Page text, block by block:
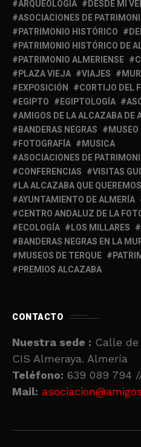
ARQUEOLOGÍA
DESDE MI
ASOCIACIONES DE
PATRIMONIO HISTÓRICO
PATRIMONIO HISTÓRICO DE
PATRIMONIO ALMERIENSE
PLAZA VIEJA
VIAJES
EXPOSICIÓN
CORTIJO DEL
EGIPTO
EGIPTOLOGÍA
AMIGOS DE LA ALCAZABA DE
BANDERAS NEGRAS
FOTOGRAFÍA
MUSICA
ASOCIACIONES DE
CONFERENCIAS
VISITAS
LA ALCAZABA QUE QUEREMOS
AYUNTAMIENTO DE ALMERÍA
CENTRO ANDALUZ DE LA
ECOLOGÍA
LOS MILLARES
BANDERAS NEGRAS EN LA
MUSEOS DE TERQUE
PREMIOS ALCAZABA
CONTACTO
Nuestra sede : Calle de
CIS Almeraya. Almería
Teléfono: 639 089 794
Mail: